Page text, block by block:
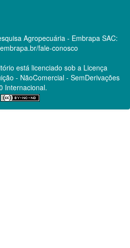
Agropecuária - Embrapa SAC:
fale-conosco
está licenciado sob a Licença
- NãoComercial - SemDerivações
Internacional.